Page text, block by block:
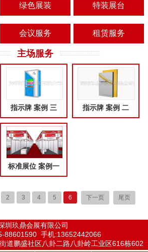
绿色展装 特装展台
会议服务 租赁服务
主场服务
指示牌 案例 三 指示牌 案例 二
标准展位 案例一
2 3 4 5 6 下一页 尾页
圳玖鼎会展有限公司
88601590 手机:13652442066
道鹏盛社区八卦二路八卦岭工业区616栋602